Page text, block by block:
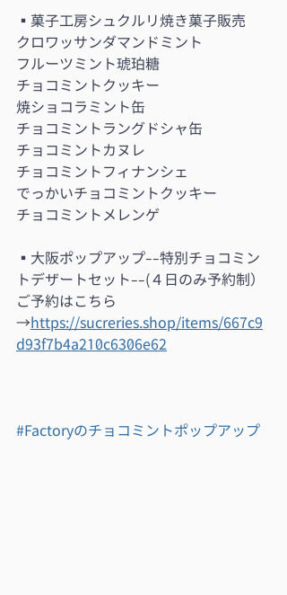
▪︎菓子工房シュクルリ焼き菓子販売
クロワッサンダマンドミント
フルーツミント琥珀糖
チョコミントクッキー
焼ショコラミント缶
チョコミントラングドシャ缶
チョコミントカヌレ
チョコミントフィナンシェ
でっかいチョコミントクッキー
チョコミントメレンゲ
▪︎大阪ポップアップ--特別チョコミン
トデザートセット--(４日のみ予約制）
ご予約はこちら
→https://sucreries.shop/items/667c9
d93f7b4a210c6306e62
#Factoryのチョコミントポップアップ